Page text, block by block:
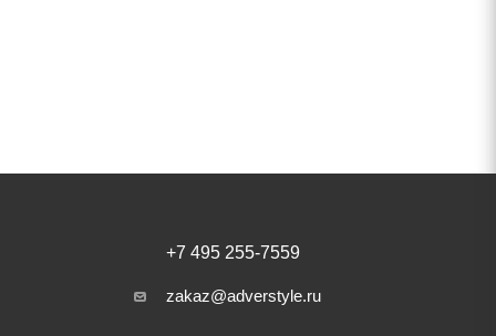
+7 495 255-7559
zakaz@adverstyle.ru